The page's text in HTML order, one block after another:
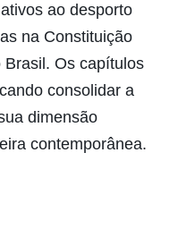
ao desporto
na Constituição
Os capítulos
consolidar a
dimensão
contemporânea.